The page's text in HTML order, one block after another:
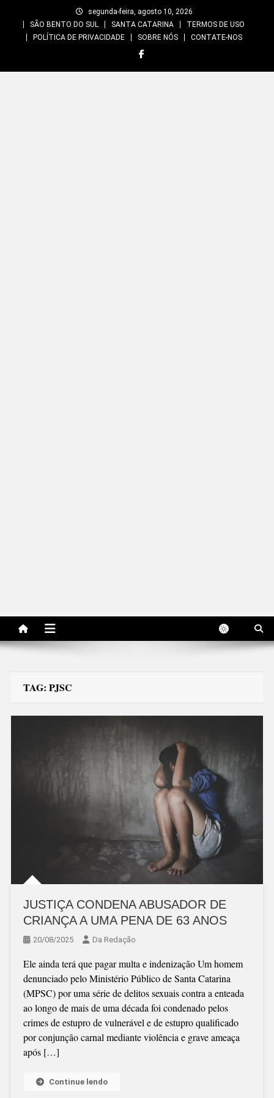
segunda-feira, agosto 10, 2026
SÃO BENTO DO SUL
SANTA CATARINA
TERMOS DE USO
POLÍTICA DE PRIVACIDADE
SOBRE NÓS CONTATE-NOS
TAG: PJSC
JUSTIÇA CONDENA ABUSADOR DE
CRIANÇA A UMA PENA DE 63 ANOS
20/08/2025 Da Redação
Ele ainda terá que pagar multa e indenização Um homem
denunciado pelo Ministério Público de Santa Catarina
(MPSC) por uma série de delitos sexuais contra a enteada
ao longo de mais de uma década foi condenado pelos
crimes de estupro de vulnerável e de estupro qualificado
por conjunção carnal mediante violência e grave ameaça
após […]
Continue lendo